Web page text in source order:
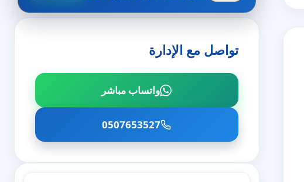
تواصل مع الإدارة
واتساب مباشر
0507653527